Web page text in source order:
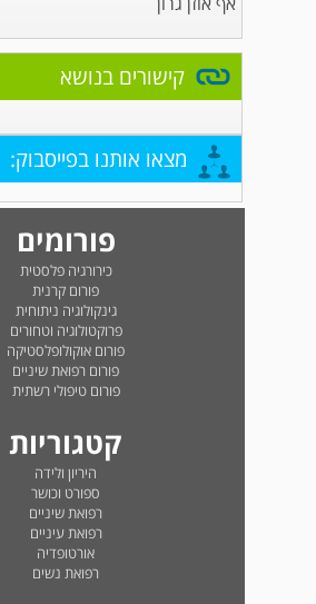
קישורים בנושא
מצאו אותנו בפייסבוק:
פורומים
כירורגיה פלסטית
פורום קרנית
גינקולוגיה ניתוחית
פרוקטולוגיה וטחורים
פורום אוקולופלסטיקה
פורום רפואת שיניים
פורום טיפולי רשתית
קטגוריות
היריון ולידה
ספורט וכושר
רפואת שיניים
רפואת עיניים
אורטופדיה
רפואת נשים